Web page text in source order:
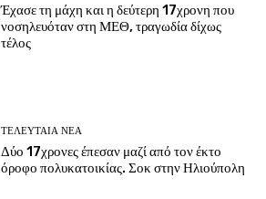
Έχασε τη μάχη και η δεύτερη 17χρονη που
νοσηλευόταν στη ΜΕΘ, τραγωδία δίχως
τέλος
ΤΕΛΕΥΤΑΊΑ ΝΈΑ
Δύο 17χρονες έπεσαν μαζί από τον έκτο
όροφο πολυκατοικίας. Σοκ στην Ηλιούπολη